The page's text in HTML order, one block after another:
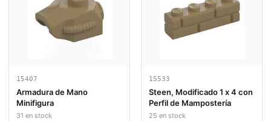
15407
Armadura de Mano
Minifigura
31 en stock
15533
Steen, Modificado 1 x 4 con
Perfil de Mampostería
25 en stock